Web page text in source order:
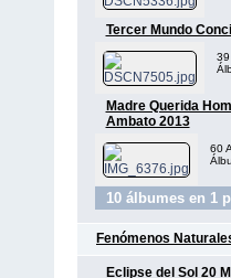
Tercer Mundo
39
Madre Querida
Ambato 2013
60
10 álbumes en 1
Fenómenos
Eclipse del Sol 20